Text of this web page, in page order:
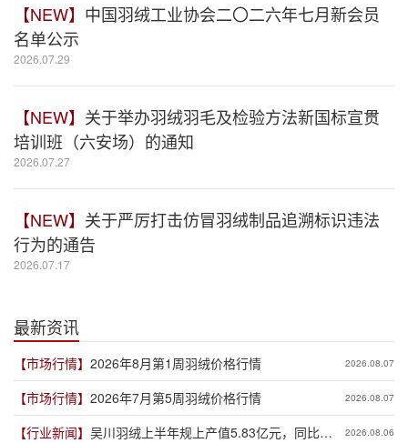
【NEW】 中国羽绒工业协会二〇二六年七月新会员
名单公示
2026.07.29
【NEW】 关于举办羽绒羽毛及检验方法新国标宣贯
培训班（六安场）的通知
2026.07.27
【NEW】 关于严厉打击仿冒羽绒制品追溯标识违法
行为的通告
2026.07.17
最新资讯
【市场行情】 2026年8月第1周羽绒价格行情 2026.08.07
【市场行情】 2026年7月第5周羽绒价格行情 2026.08.07
【行业新闻】 吴川羽绒上半年规上产值5.83亿元，同比增
2026.08.06